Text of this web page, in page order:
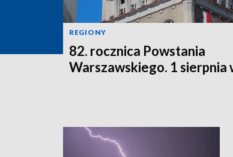
REGIONY
82. rocznica Powstania
Warszawskiego. 1 sierpnia